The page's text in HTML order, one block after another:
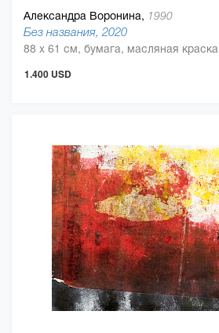
Александра Воронина, 1990
Без названия, 2020
88 x 61 см, бумага, масляная краска
1.400 USD